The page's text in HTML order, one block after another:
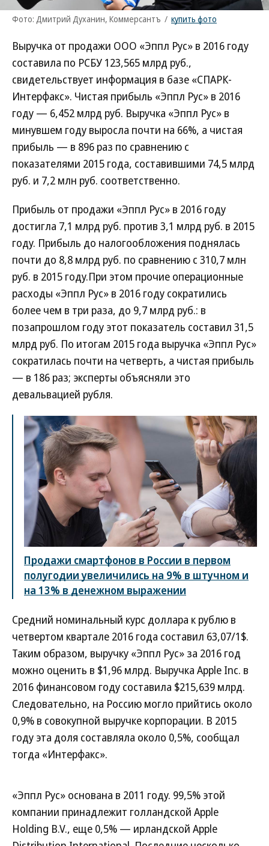
Фото: Дмитрий Духанин, Коммерсантъ / купить фото
Выручка от продажи ООО «Эппл Рус» в 2016 году
составила по РСБУ 123,565 млрд руб.,
свидетельствует информация в базе «СПАРК-
Интерфакс». Чистая прибыль «Эппл Рус» в 2016
году — 6,452 млрд руб. Выручка «Эппл Рус» в
минувшем году выросла почти на 66%, а чистая
прибыль — в 896 раз по сравнению с
показателями 2015 года, составившими 74,5 млрд
руб. и 7,2 млн руб. соответственно.
Прибыль от продажи «Эппл Рус» в 2016 году
достигла 7,1 млрд руб. против 3,1 млрд руб. в 2015
году. Прибыль до налогообложения поднялась
почти до 8,8 млрд руб. по сравнению с 310,7 млн
руб. в 2015 году.При этом прочие операционные
расходы «Эппл Рус» в 2016 году сократились
более чем в три раза, до 9,7 млрд руб.: в
позапрошлом году этот показатель составил 31,5
млрд руб. По итогам 2015 года выручка «Эппл Рус»
сократилась почти на четверть, а чистая прибыль
— в 186 раз; эксперты объясняли это
девальвацией рубля.
Продажи смартфонов в России в первом
полугодии увеличились на 9% в штучном и
на 13% в денежном выражении
Средний номинальный курс доллара к рублю в
четвертом квартале 2016 года составил 63,07/1$.
Таким образом, выручку «Эппл Рус» за 2016 год
можно оценить в $1,96 млрд. Выручка Apple Inc. в
2016 финансовом году составила $215,639 млрд.
Следовательно, на Россию могло прийтись около
0,9% в совокупной выручке корпорации. В 2015
году эта доля составляла около 0,5%, сообщал
тогда «Интерфакс».
«Эппл Рус» основана в 2011 году. 99,5% этой
компании принадлежит голландской Apple
Holding B.V., еще 0,5% — ирландской Apple